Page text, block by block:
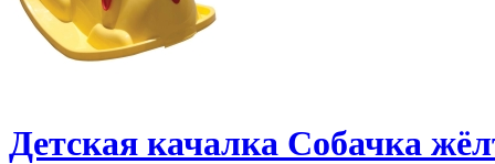
Детская качалка Собачка